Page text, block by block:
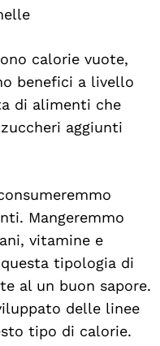
calorie vuote,
benefici a livello
di alimenti che
aggiunti
Mangeremmo
vitamine e
tipologia di
al un buon sapore.
delle linee
tipo di calorie.